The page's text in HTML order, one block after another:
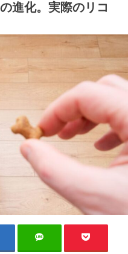
進化。実際のリコ